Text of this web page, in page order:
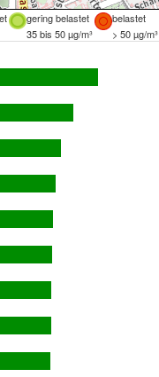
gering belastet
belastet
35 bis 50 µg/m³ > 50 µg/m³